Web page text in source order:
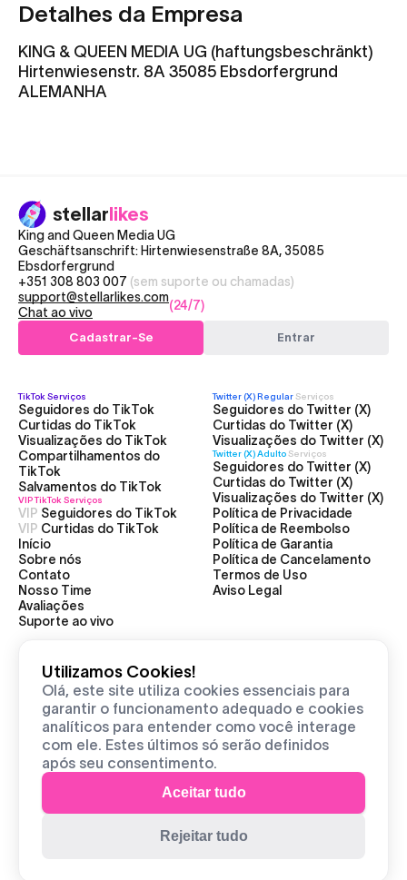
Detalhes da Empresa
KING & QUEEN MEDIA UG (haftungsbeschränkt)
Hirtenwiesenstr. 8A 35085 Ebsdorfergrund
ALEMANHA
stellarlikes
King and Queen Media UG
Geschäftsanschrift: Hirtenwiesenstraße 8A, 35085
Ebsdorfergrund
+351 308 803 007 (sem suporte ou chamadas)
support@stellarlikes.com
Chat ao vivo
(24/7)
Cadastrar-Se Entrar
Início
Sobre nós
Contato
Nosso Time
Avaliações
Suporte ao vivo
TikTok Serviços
Seguidores do TikTok
Curtidas do TikTok
Visualizações do TikTok
Compartilhamentos do
TikTok
Salvamentos do TikTok
VIP TikTok Serviços
VIP Seguidores do TikTok
VIP Curtidas do TikTok
Twitter (X) RegularServiços
Seguidores do Twitter (X)
Curtidas do Twitter (X)
Visualizações do Twitter (X)
Twitter (X) AdultoServiços
Seguidores do Twitter (X)
Curtidas do Twitter (X)
Visualizações do Twitter (X)
Política de Privacidade
Política de Reembolso
Política de Garantia
Política de Cancelamento
Termos de Uso
Aviso Legal
2025 Stellarlikes — Todos os direitos reservados
Todos os sistemas estão operacionais
Stellarlikes não tem afiliação com TikTok e Twitter ou
qualquer outra empresa mencionada neste site. Os logotipos,
marcas registradas e marcas de todas as plataformas de
mídia social permanecem propriedade exclusiva de seus
respectivos proprietários. StellarLikes nega expressamente
Utilizamos Cookies!
Olá, este site utiliza cookies essenciais para
garantir o funcionamento adequado e cookies
analíticos para entender como você interage
com ele. Estes últimos só serão definidos
após seu consentimento.
Aceitar tudo
Rejeitar tudo